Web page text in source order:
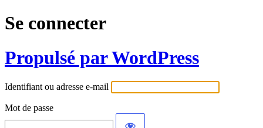
Se connecter
Propulsé par WordPress
Identifiant ou adresse e-mail
Mot de passe